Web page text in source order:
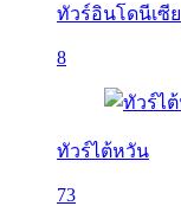
ทัวร์อินโดนีเซีย
8
ทัวร์ไต้หวัน
73